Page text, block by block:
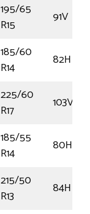
195/65
R15
91V
185/60
R14
82H
225/60
R17
103V
185/55
R14
80H
215/50
R13
84H